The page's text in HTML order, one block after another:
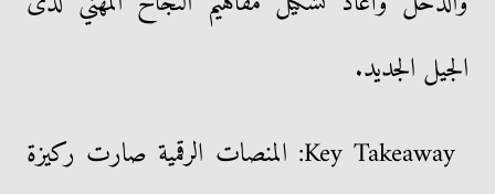
الجيل الجديد.
Key Takeaway: المنصات الرقمية صارت ركيزة